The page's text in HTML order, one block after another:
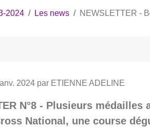
2024 Les news NEWSLETTER -
2024 par ETIENNE ADELINE
N°8 - Plusieurs
National, une course